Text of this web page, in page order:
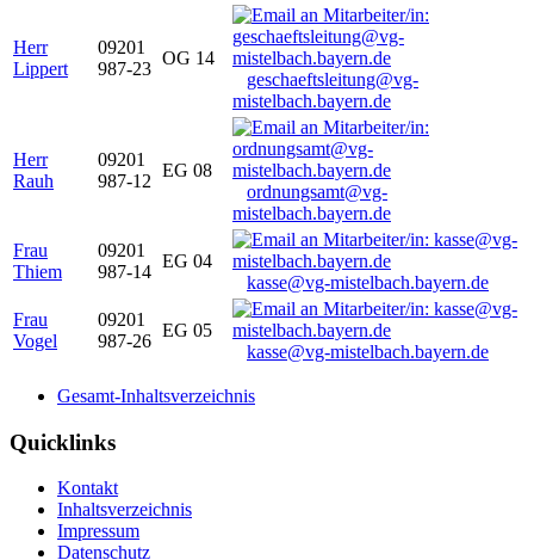
Herr
Lippert
09201
987-23
OG 14
geschaeftsleitung@vg-
mistelbach.bayern.de
Herr
Rauh
09201
987-12
EG 08
ordnungsamt@vg-
mistelbach.bayern.de
Frau
Thiem
09201
987-14
EG 04
kasse@vg-mistelbach.bayern.de
Frau
Vogel
09201
987-26
EG 05
kasse@vg-mistelbach.bayern.de
Gesamt-Inhaltsverzeichnis
Quicklinks
Kontakt
Inhaltsverzeichnis
Impressum
Datenschutz